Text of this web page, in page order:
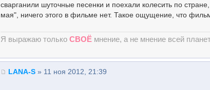
сварганили шуточные песенки и поехали колесить по
мая", ничего этого в фильме нет. Такое ощущение, что
Я выражаю только СВОЁ мнение, а не мнение всей
LANA-S » 11 ноя 2012, 21:39